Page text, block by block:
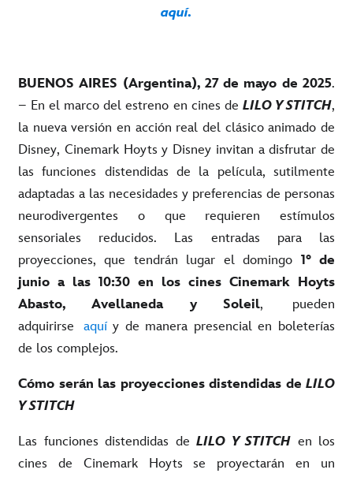
aquí.
BUENOS AIRES (Argentina), 27 de mayo de 2025.
– En el marco del estreno en cines de LILO Y STITCH,
la nueva versión en acción real del clásico animado de
Disney, Cinemark Hoyts y Disney invitan a disfrutar de
las funciones distendidas de la película, sutilmente
adaptadas a las necesidades y preferencias de personas
neurodivergentes o que requieren estímulos
sensoriales reducidos. Las entradas para las
proyecciones, que tendrán lugar el domingo 1° de
junio a las 10:30 en los cines Cinemark Hoyts
Abasto, Avellaneda y Soleil, pueden
adquirirse aquíy de manera presencial en boleterías
de los complejos.
Cómo serán las proyecciones distendidas de LILO
Y STITCH
Las funciones distendidas de LILO Y STITCH en los
cines de Cinemark Hoyts se proyectarán en un